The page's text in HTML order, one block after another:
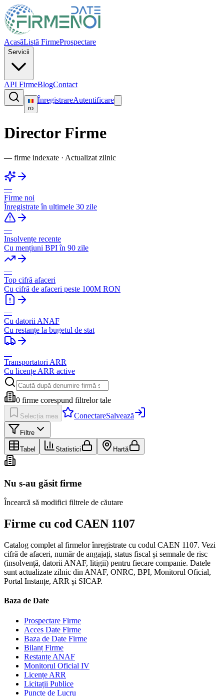
AcasăListă FirmeProspectare
Servicii
API FirmeBlogContact
ro
ÎnregistrareAutentificare
Director Firme
— firme indexate · Actualizat zilnic
—
Firme noi
Înregistrate în ultimele 30 zile
—
Insolvențe recente
Cu mențiuni BPI în 90 zile
—
Top cifră afaceri
Cu cifră de afaceri peste 100M RON
—
Cu datorii ANAF
Cu restanțe la bugetul de stat
—
Transportatori ARR
Cu licențe ARR active
0 firme corespund filtrelor tale
Selecția mea ConectareSalvează
Filtre
Tabel Statistici Hartă
Nu s-au găsit firme
Încearcă să modifici filtrele de căutare
Firme cu cod CAEN 1107
Catalog complet al firmelor înregistrate cu codul CAEN 1107. Vezi
cifră de afaceri, număr de angajați, status fiscal și semnale de risc
(insolvență, datorii ANAF, litigii) pentru fiecare companie. Datele
sunt actualizate zilnic din ANAF, ONRC, BPI, Monitorul Oficial,
Portal Instanțe, ARR și SICAP.
Baza de Date
Prospectare Firme
Acces Date Firme
Baza de Date Firme
Bilanț Firme
Restanțe ANAF
Monitorul Oficial IV
Licențe ARR
Licitații Publice
Puncte de Lucru